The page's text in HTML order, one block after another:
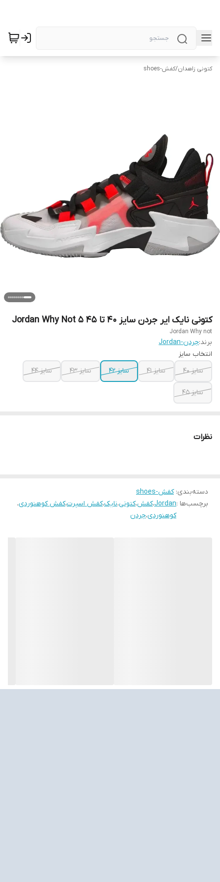
کتونی زاهدان/کفش-shoes
کتونی نایک ایر جردن سایز ۴۰ تا ۴۵ Jordan Why Not 5
Jordan Why not
برند:جردن-Jordan
انتخاب سایز
سایز ۴۰
سایز ۴۱ سایز ۴۲ سایز ۴۳ سایز ۴۴
سایز ۴۵
نظرات
دسته‌بندی:کفش-shoes
برچسب‌ها :Jordan،کفش،کتونی،نایک،کفش اسپرت،کفش کوهنوردی،
کوهنوردی،جردن